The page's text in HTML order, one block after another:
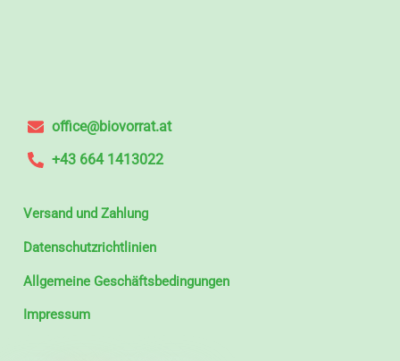
office@biovorrat.at
+43 664 1413022
Versand und Zahlung
Datenschutzrichtlinien
Allgemeine Geschäftsbedingungen
Impressum